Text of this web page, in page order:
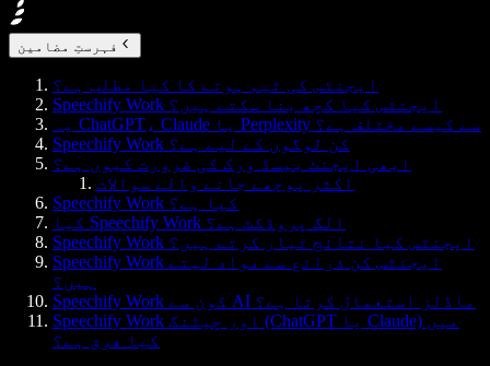
فہرستِ مضامین
ایجنٹس کی ٹیم ہونے کا کیا مطلب ہے؟
Speechify Work ایجنٹس کیا کچھ بنا سکتے ہیں؟
یہ ChatGPT، Claude یا Perplexity سے کیسے مختلف ہے؟
Speechify Work کن لوگوں کے لیے ہے؟
ابھی ایجنٹ بیسڈ ورک کی ضرورت کیوں ہے؟
اکثر پوچھے جانے والے سوالات
Speechify Work کیا ہے؟
کیا Speechify Work الگ پروڈکٹ ہے؟
Speechify Work ایجنٹس کیا نتائج تیار کرتے ہیں؟
Speechify Work ایجنٹس کن ذرائع سے مواد لیتے
ہیں؟
Speechify Work کون سے AI ماڈلز استعمال کرتا ہے؟
Speechify Work اور چیٹنگ (ChatGPT یا Claude) میں
کیا فرق ہے؟